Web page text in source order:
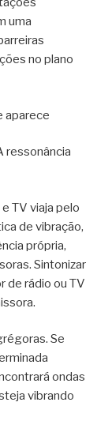
uma
no plano
aparece
ressonância
TV viaja pelo
de vibração,
própria,
Sintonizar
de rádio ou TV
Se
ondas
vibrando